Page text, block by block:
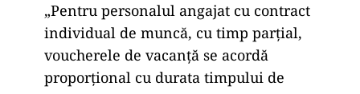
„Pentru personalul angajat cu contract
individual de muncă, cu timp parţial,
voucherele de vacanţă se acordă
proporţional cu durata timpului de